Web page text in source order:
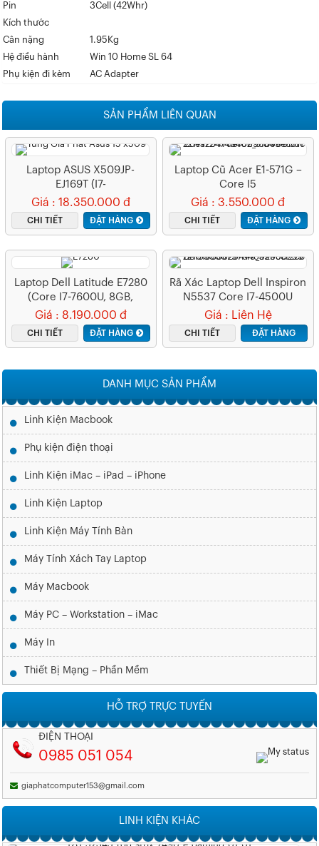
Pin
3Cell (42Whr)
Kích thước
Cân nặng
1.95Kg
Hệ điều hành
Win 10 Home SL 64
Phụ kiện đi kèm
AC Adapter
SẢN PHẨM LIÊN QUAN
Laptop ASUS X509JP-
EJ169T (i7-
1065G7/8GB/512GB/VGA
MX330 2GB/15.6″ FHD/Win
10)
Giá : 18.350.000 đ
CHI TIẾT ĐẶT HÀNG
Laptop Cũ Acer E1-571G –
Core I5
Giá : 3.550.000 đ
CHI TIẾT ĐẶT HÀNG
Laptop Dell Latitude E7280
(Core I7-7600U, 8GB,
256GB, VGA Intel HD
Graphics, 12.5 FHD IPS)
Giá : 8.190.000 đ
CHI TIẾT ĐẶT HÀNG
Rã Xác Laptop Dell Inspiron
N5537 Core I7-4500U
Giá : Liên Hệ
CHI TIẾT ĐẶT HÀNG
DANH MỤC SẢN PHẨM
Linh Kiện Macbook
Phụ kiện điện thoại
Linh Kiện iMac – iPad – iPhone
Linh Kiện Laptop
Linh Kiện Máy Tính Bàn
Máy Tính Xách Tay Laptop
Máy Macbook
Máy PC – Workstation – iMac
Máy In
Thiết Bị Mạng – Phần Mềm
HỖ TRỢ TRỰC TUYẾN
ĐIỆN THOẠI
0985 051 054
giaphatcomputer153@gmail.com
LINH KIỆN KHÁC